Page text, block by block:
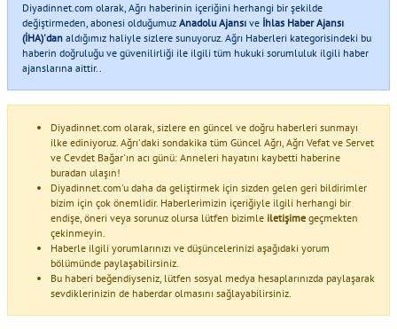
Diyadinnet.com olarak, Ağrı haberinin içeriğini herhangi bir şekilde
değiştirmeden, abonesi olduğumuz Anadolu Ajansı ve İhlas Haber Ajansı
(İHA)'dan aldığımız haliyle sizlere sunuyoruz. Ağrı Haberleri kategorisindeki bu
haberin doğruluğu ve güvenilirliği ile ilgili tüm hukuki sorumluluk ilgili haber
ajanslarına aittir..
Diyadinnet.com olarak, sizlere en güncel ve doğru haberleri sunmayı
ilke ediniyoruz. Ağrı'daki sondakika tüm Güncel Ağrı, Ağrı Vefat ve Servet
ve Cevdet Bağar'ın acı günü: Anneleri hayatını kaybetti haberine
buradan ulaşın!
Diyadinnet.com'u daha da geliştirmek için sizden gelen geri bildirimler
bizim için çok önemlidir. Haberlerimizin içeriğiyle ilgili herhangi bir
endişe, öneri veya sorunuz olursa lütfen bizimle iletişime geçmekten
çekinmeyin.
Haberle ilgili yorumlarınızı ve düşüncelerinizi aşağıdaki yorum
bölümünde paylaşabilirsiniz.
Bu haberi beğendiyseniz, lütfen sosyal medya hesaplarınızda paylaşarak
sevdiklerinizin de haberdar olmasını sağlayabilirsiniz.